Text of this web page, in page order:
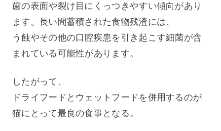
歯の表面や裂け目にくっつきやすい傾向があり
ます。長い間蓄積された食物残渣には、
う蝕やその他の口腔疾患を引き起こす細菌が含
まれている可能性があります。
したがって、
ドライフードとウェットフードを併用するのが
猫にとって最良の食事となる。